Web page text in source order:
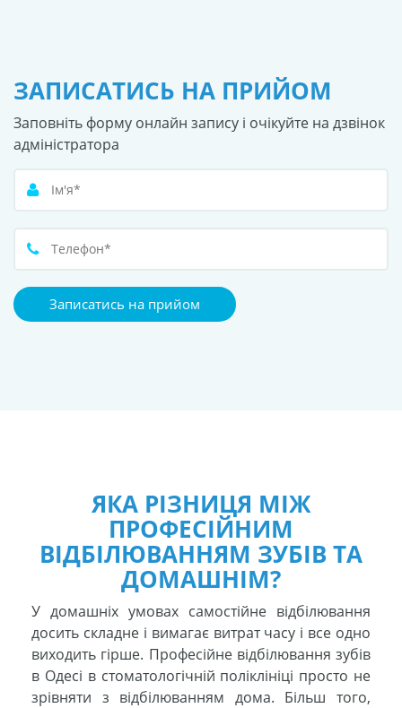
ЗАПИСАТИСЬ НА ПРИЙОМ
Заповніть форму онлайн запису і очікуйте на дзвінок
адміністратора
Записатись на прийом
ЯКА РІЗНИЦЯ МІЖ
ПРОФЕСІЙНИМ
ВІДБІЛЮВАННЯМ ЗУБІВ ТА
ДОМАШНІМ?
У домашніх умовах самостійне відбілювання
досить складне і вимагає витрат часу і все одно
виходить гірше. Професійне відбілювання зубів
в Одесі в стоматологічній поліклініці просто не
зрівняти з відбілюванням дома. Більш того,